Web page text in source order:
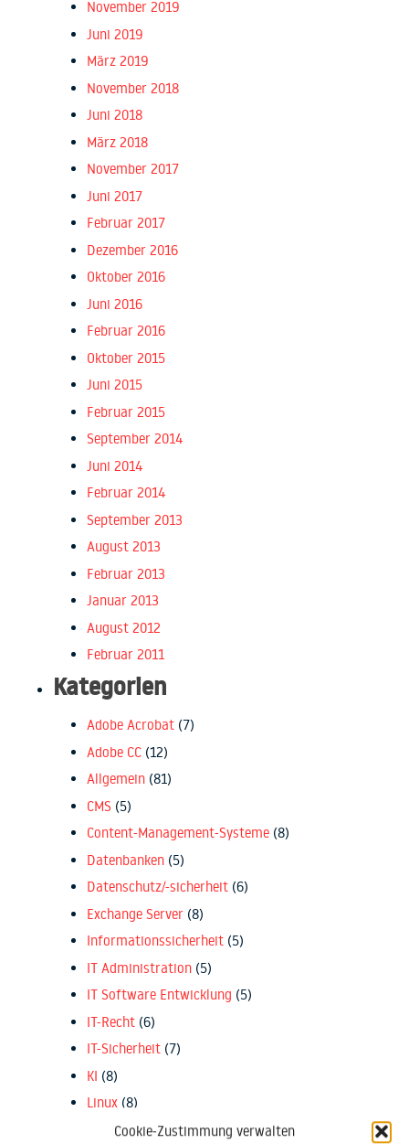
Cookie-Zustimmung verwalten
November 2019
Juni 2019
März 2019
November 2018
Juni 2018
März 2018
November 2017
Juni 2017
Februar 2017
Dezember 2016
Oktober 2016
Juni 2016
Februar 2016
Oktober 2015
Juni 2015
Februar 2015
September 2014
Juni 2014
Februar 2014
September 2013
August 2013
Februar 2013
Januar 2013
August 2012
Februar 2011
Kategorien
Adobe Acrobat (7)
Adobe CC (12)
Allgemein (81)
CMS (5)
Content-Management-Systeme (8)
Datenbanken (5)
Datenschutz/-sicherheit (6)
Exchange Server (8)
Informationssicherheit (5)
IT Administration (5)
IT Software Entwicklung (5)
IT-Recht (6)
IT-Sicherheit (7)
KI (8)
Linux (8)
Microsoft 365(9)